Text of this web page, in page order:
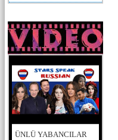
ÜNLÜ YABANCILAR